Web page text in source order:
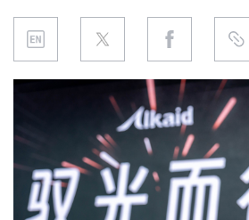
PRODUCTO
REGULACIÓN
EXPOSICIÓN